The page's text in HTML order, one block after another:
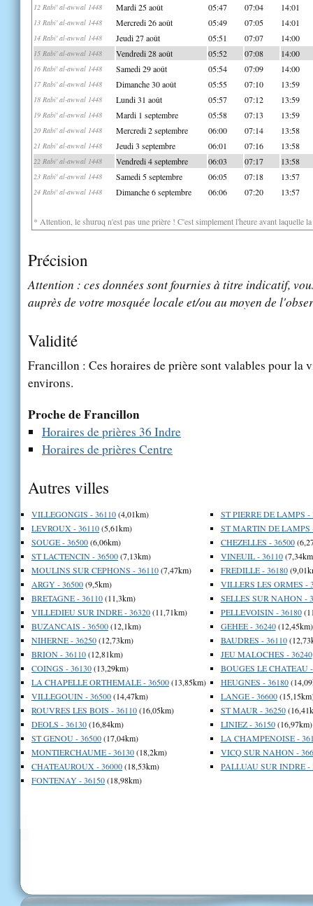
12 Rabi' al-awwal 1448 Mardi 25 août 05:47 07:04 14:01
13 Rabi' al-awwal 1448 Mercredi 26 août 05:49 07:05 14:01
14 Rabi' al-awwal 1448 Jeudi 27 août 05:51 07:07 14:00
15 Rabi' al-awwal 1448 Vendredi 28 août 05:52 07:08 14:00
16 Rabi' al-awwal 1448 Samedi 29 août 05:54 07:09 14:00
17 Rabi' al-awwal 1448 Dimanche 30 août 05:55 07:10 13:59
18 Rabi' al-awwal 1448 Lundi 31 août 05:57 07:12 13:59
19 Rabi' al-awwal 1448 Mardi 1 septembre 05:58 07:13 13:59
20 Rabi' al-awwal 1448 Mercredi 2 septembre 06:00 07:14 13:58
21 Rabi' al-awwal 1448 Jeudi 3 septembre 06:01 07:16 13:58
22 Rabi' al-awwal 1448 Vendredi 4 septembre 06:03 07:17 13:58
23 Rabi' al-awwal 1448 Samedi 5 septembre 06:05 07:18 13:57
24 Rabi' al-awwal 1448 Dimanche 6 septembre 06:06 07:20 13:57
* Attention, le shuruq n'est pas une prière ! C'est simplement l'heure avant laquelle
Précision
Attention : ces données sont fournies à titre indicatif,
auprès de votre mosquée locale et/ou au moyen de
Validité
Francillon : Ces horaires de prière sont valables pour la
environs.
Proche de Francillon
Horaires de prières 36 Indre
Horaires de prières Centre
Autres villes
VILLEGONGIS - 36110(4,01km)
LEVROUX - 36110(5,61km)
SOUGE - 36500(6,06km)
ST LACTENCIN - 36500(7,13km)
MOULINS SUR CEPHONS - 36110(7,47km)
ARGY - 36500(9,5km)
BRETAGNE - 36110(11,3km)
VILLEDIEU SUR INDRE - 36320(11,71km)
BUZANCAIS - 36500(12,1km)
NIHERNE - 36250(12,73km)
BRION - 36110(12,81km)
COINGS - 36130(13,29km)
LA CHAPELLE ORTHEMALE - 36500(13,85km)
VILLEGOUIN - 36500(14,47km)
ROUVRES LES BOIS - 36110(16,05km)
DEOLS - 36130(16,84km)
ST GENOU - 36500(17,04km)
MONTIERCHAUME - 36130(18,2km)
CHATEAUROUX - 36000(18,53km)
FONTENAY - 36150(18,98km)
ST PIERRE DE LAMPS -
ST MARTIN DE LAMPS
CHEZELLES - 36500
VINEUIL - 36110
FREDILLE - 36180
VILLERS LES ORMES -
SELLES SUR NAHON -
PELLEVOISIN - 36180
GEHEE - 36240(12,45km)
BAUDRES - 36110
JEU MALOCHES - 36240
BOUGES LE CHATEAU
HEUGNES - 36180
LANGE - 36600
ST MAUR - 36250
LINIEZ - 36150(16,97km)
LA CHAMPENOISE -
VICQ SUR NAHON -
PALLUAU SUR INDRE -